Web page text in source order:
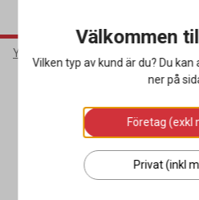
Yrkeskläder & Skydd
Välkommen
Vilken typ av kund är du? Du
ner på
Företag (exkl
Privat (inkl